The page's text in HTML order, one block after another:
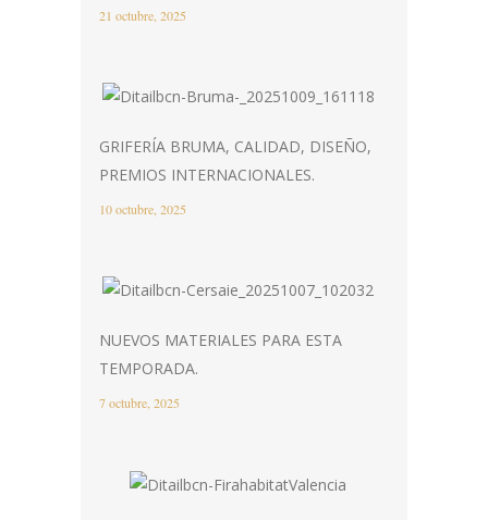
21 octubre, 2025
GRIFERÍA BRUMA, CALIDAD, DISEÑO,
PREMIOS INTERNACIONALES.
10 octubre, 2025
NUEVOS MATERIALES PARA ESTA
TEMPORADA.
7 octubre, 2025